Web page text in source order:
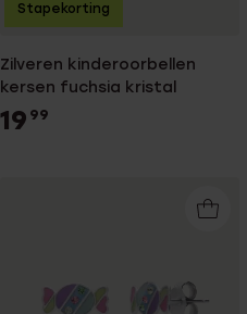
Zilveren kinderoorbellen
kersen fuchsia kristal
19 99
Stapekorting